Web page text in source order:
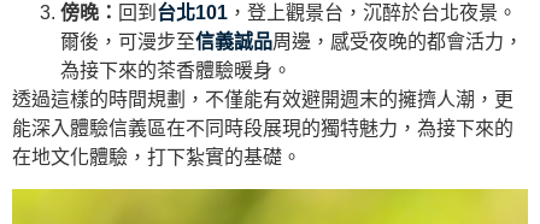
傍晚： 回到 台北101 ，登上觀景台，沉醉於台北夜景。
爾後，可漫步至信義誠品周邊，感受夜晚的都會活力，
為接下來的茶香體驗暖身。
透過這樣的時間規劃，不僅能有效避開週末的擁擠人潮，更
能深入體驗信義區在不同時段展現的獨特魅力，為接下來的
在地文化體驗，打下紮實的基礎。